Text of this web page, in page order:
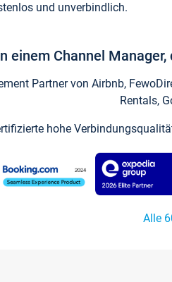
und unverbindlich.
einem Channel
Partner von Airbnb,
Rentals,
hohe
Alle